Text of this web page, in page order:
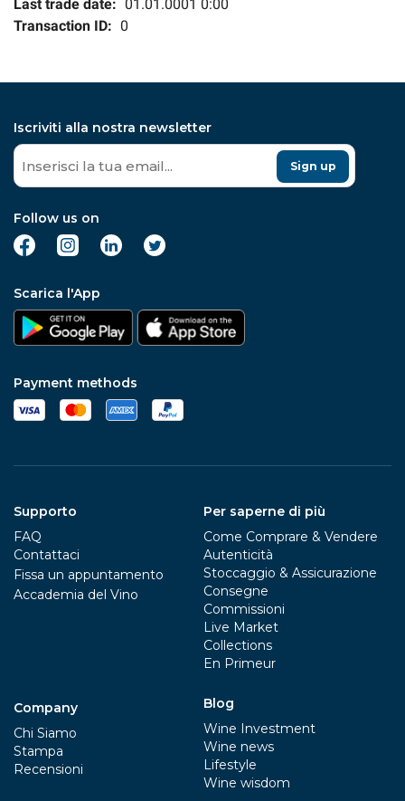
Last trade date: 01.01.0001 0:00
Transaction ID: 0
Iscriviti alla nostra newsletter
Sign up
Follow us on
Scarica l'App
Payment methods
Supporto
FAQ
Contattaci
Fissa un appuntamento
Accademia del Vino
Company
Chi Siamo
Stampa
Recensioni
Per saperne di più
Come Comprare & Vendere
Autenticità
Stoccaggio & Assicurazione
Consegne
Commissioni
Live Market
Collections
En Primeur
Blog
Wine Investment
Wine news
Lifestyle
Wine wisdom